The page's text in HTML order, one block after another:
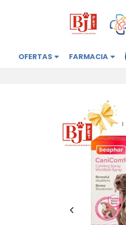
OFERTAS FARMACIA